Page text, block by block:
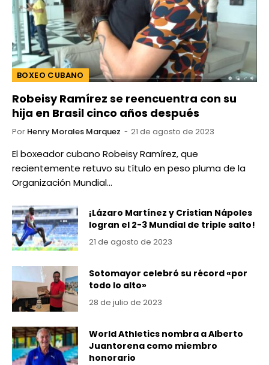
BOXEO CUBANO
Robeisy Ramírez se reencuentra con su
hija en Brasil cinco años después
Por Henry Morales Marquez 21 de agosto de 2023
El boxeador cubano Robeisy Ramírez, que
recientemente retuvo su título en peso pluma de la
Organización Mundial…
¡Lázaro Martínez y Cristian Nápoles
logran el 2-3 Mundial de triple salto!
21 de agosto de 2023
Sotomayor celebró su récord «por
todo lo alto»
28 de julio de 2023
World Athletics nombra a Alberto
Juantorena como miembro
honorario